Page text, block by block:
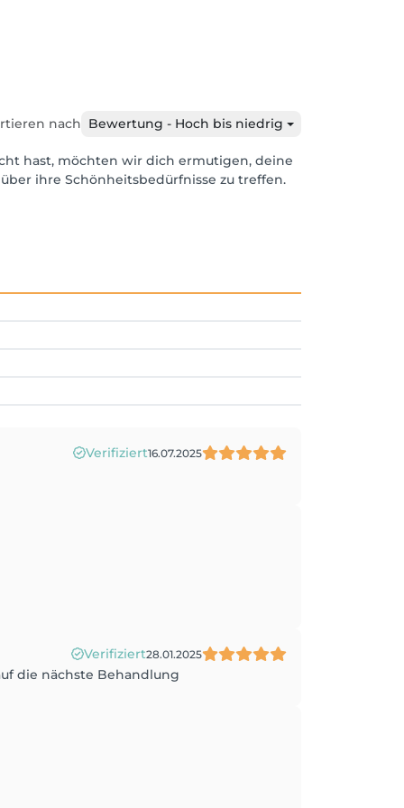
nach Bewertung - Hoch bis niedrig
hast, möchten wir dich ermutigen, deine
ihre Schönheitsbedürfnisse zu treffen.
Verifiziert16.07.2025
Verifiziert28.01.2025
die nächste Behandlung